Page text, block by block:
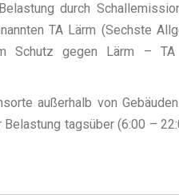
durch
TA Lärm (Sechste
Schutz gegen Lärm – TA
außerhalb von
tagsüber (6:00 –